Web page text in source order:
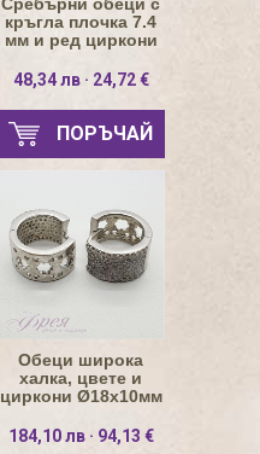
кръгла плочка 7.4
мм и ред циркони
48,34 лв · 24,72 €
ПОРЪЧАЙ
Обеци широка
халка, цвете и
циркони Ø18х10мм
184,10 лв · 94,13 €